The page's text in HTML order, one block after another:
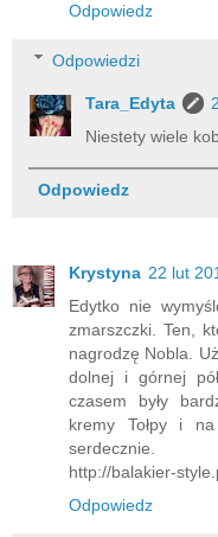
Odpowiedz
Odpowiedzi
Tara_Edyta
Niestety wiele
Odpowiedz
Krystyna 22 lut
Edytko nie
zmarszczki. Ten,
nagrodzę Nobla.
dolnej i górnej
czasem były
kremy Tołpy i
serdecznie.
http://balakier-
Odpowiedz